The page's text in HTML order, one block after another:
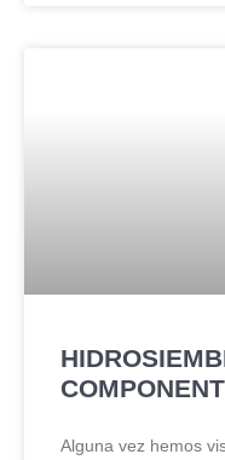
Alguna vez hemos